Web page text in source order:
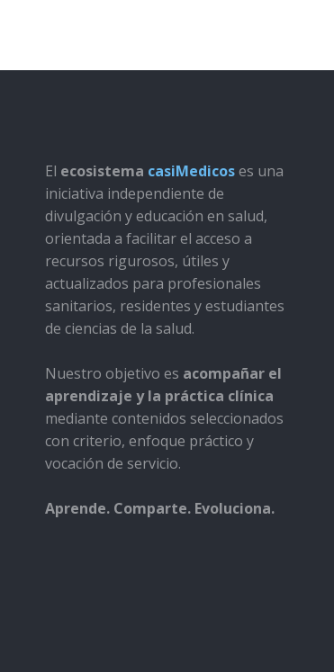
El ecosistema casiMedicoses una
iniciativa independiente de
divulgación y educación en salud,
orientada a facilitar el acceso a
recursos rigurosos, útiles y
actualizados para profesionales
sanitarios, residentes y estudiantes
de ciencias de la salud.
Nuestro objetivo es acompañar el
aprendizaje y la práctica clínica
mediante contenidos seleccionados
con criterio, enfoque práctico y
vocación de servicio.
Aprende. Comparte. Evoluciona.